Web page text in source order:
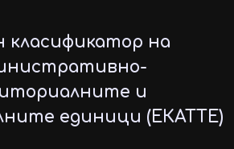
класификатор на
и
единици (ЕКАТТЕ)